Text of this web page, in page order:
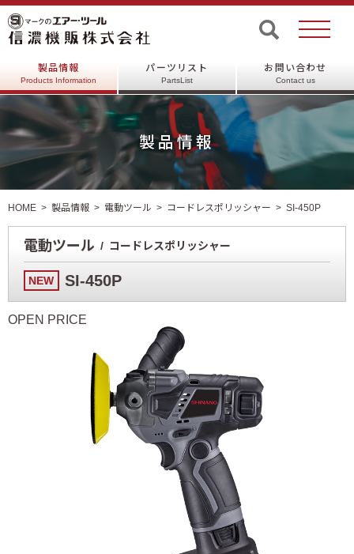
製品情報
Products Information
パーツリスト
PartsList
お問い合わせ
Contact us
製品情報
HOME 製品情報 電動ツール コードレスポリッシャー SI-450P
電動ツール コードレスポリッシャー
NEW SI-450P
OPEN PRICE